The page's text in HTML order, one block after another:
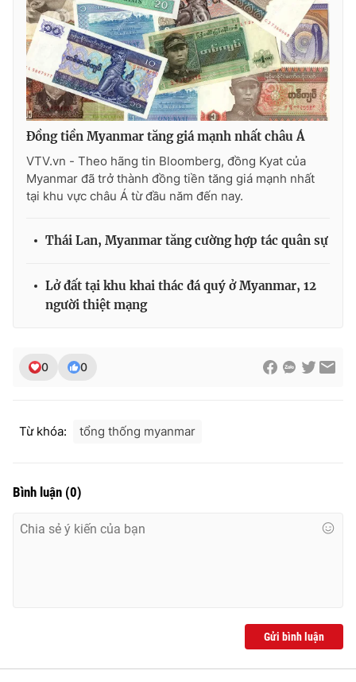
Video Shorts video
VTV Money VTV Thể thao
VTV Sức khoẻ Bất động sản
Thị trường 24h Tấm lòng Việt
Liên hệ tòa soạn
Cơ quan báo chí:Thời báo VTV
Đồng tiền Myanmar tăng giá mạnh nhất châu Á
VTV.vn - Theo hãng tin Bloomberg, đồng Kyat của
Myanmar đã trở thành đồng tiền tăng giá mạnh nhất
tại khu vực châu Á từ đầu năm đến nay.
Thái Lan, Myanmar tăng cường hợp tác quân sự
Lở đất tại khu khai thác đá quý ở Myanmar, 12
người thiệt mạng
0 0
Từ khóa: tổng thống myanmar
Bình luận (0)
Gửi bình luận